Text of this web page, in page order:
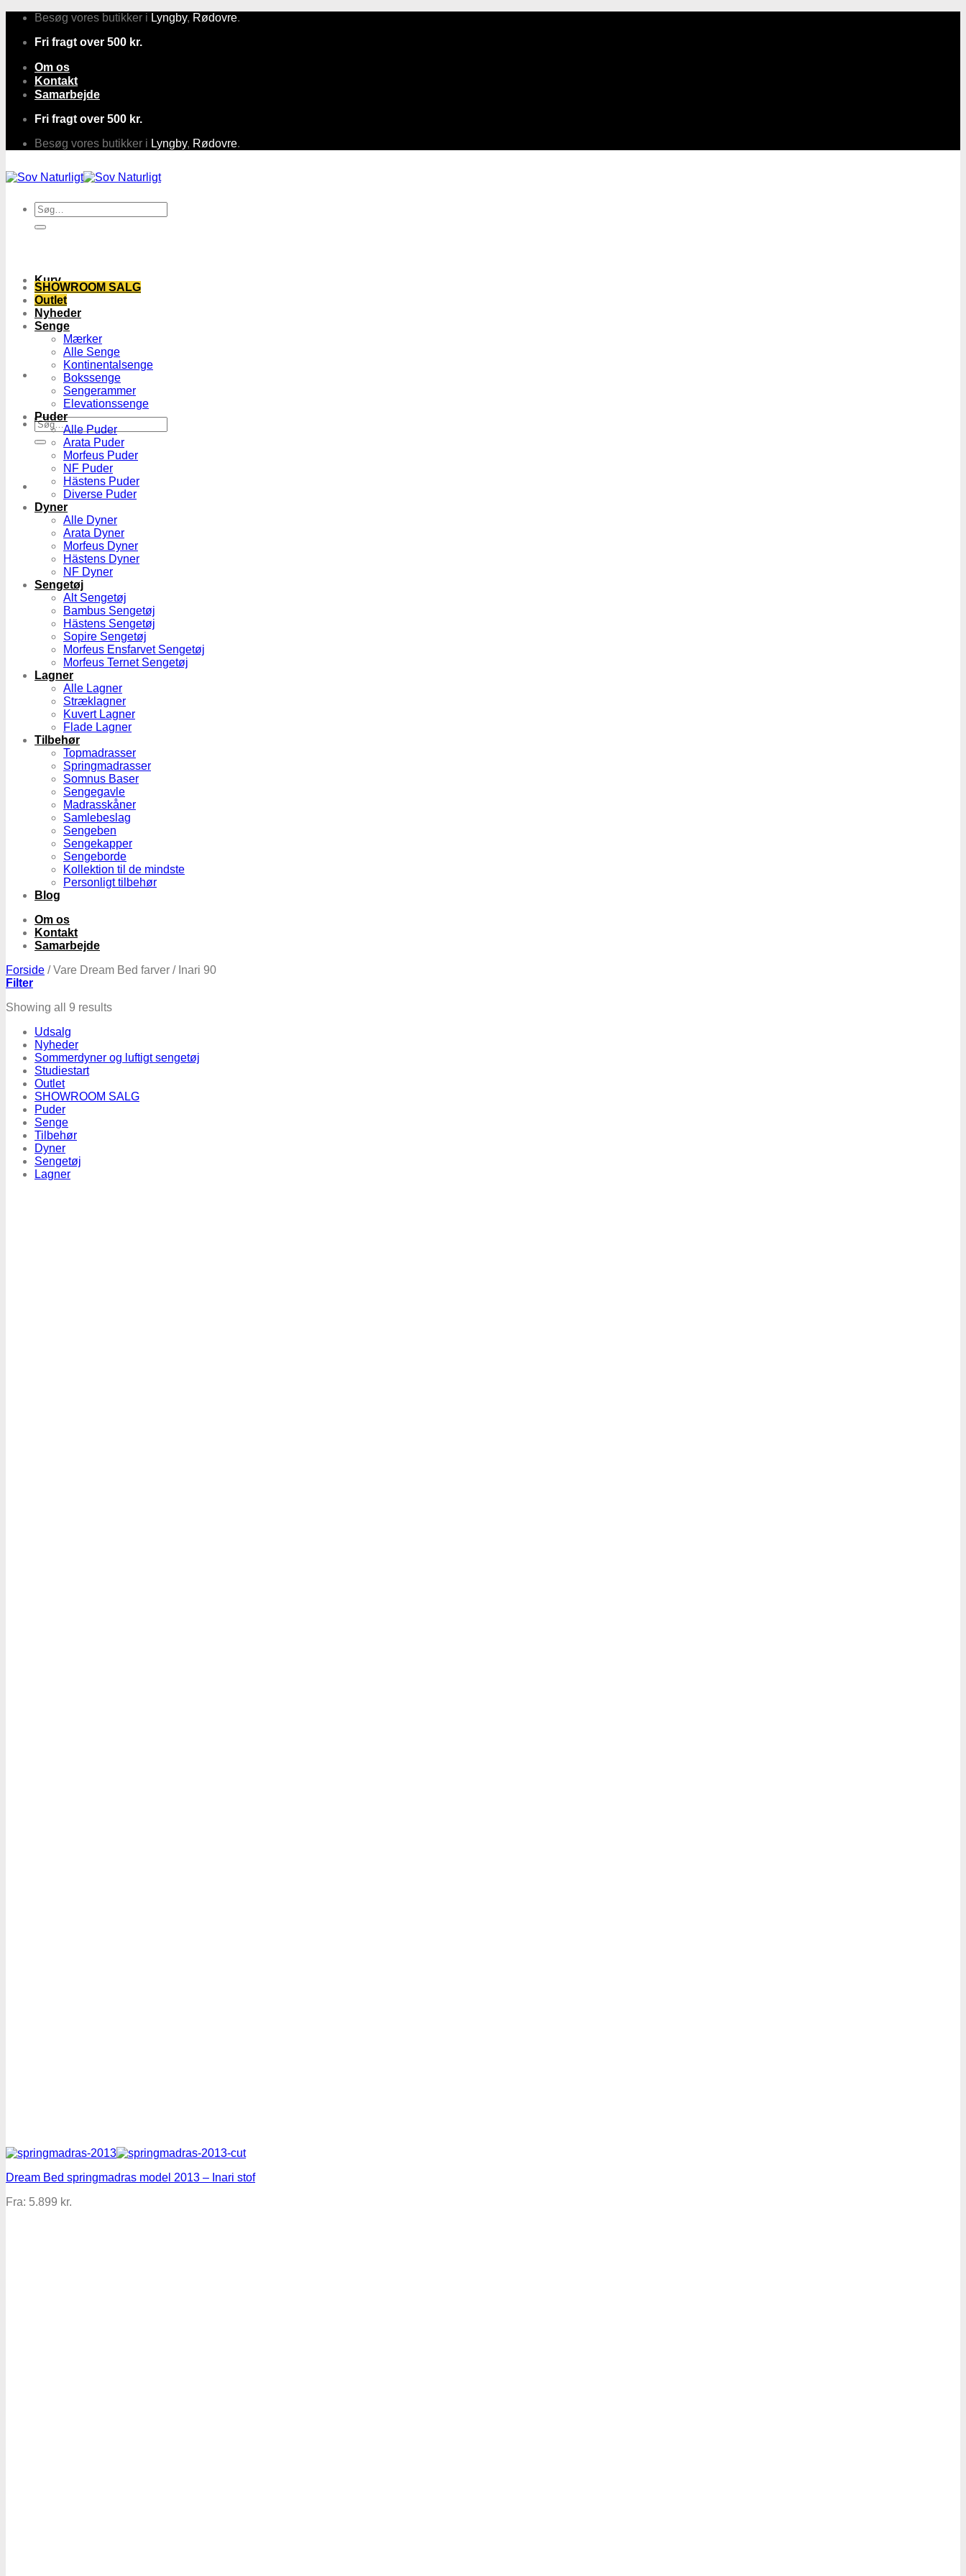
Fortsæt
indhold
Besøg vores butikker i Lyngby, Rødovre.
Fri fragt over 500 kr.
Om os
Kontakt
Samarbejde
Fri fragt over 500 kr.
Besøg vores butikker i Lyngby, Rødovre.
Søg
efter:
Kurv
Søg
efter:
SHOWROOM SALG
Outlet
Nyheder
Senge
Mærker
Alle Senge
Kontinentalsenge
Bokssenge
Sengerammer
Elevationssenge
Puder
Alle Puder
Arata Puder
Morfeus Puder
NF Puder
Hästens Puder
Diverse Puder
Dyner
Alle Dyner
Arata Dyner
Morfeus Dyner
Hästens Dyner
NF Dyner
Sengetøj
Alt Sengetøj
Bambus Sengetøj
Hästens Sengetøj
Sopire Sengetøj
Morfeus Ensfarvet Sengetøj
Morfeus Ternet Sengetøj
Lagner
Alle Lagner
Stræklagner
Kuvert Lagner
Flade Lagner
Tilbehør
Topmadrasser
Springmadrasser
Somnus Baser
Sengegavle
Madrasskåner
Samlebeslag
Sengeben
Sengekapper
Sengeborde
Kollektion til de mindste
Personligt tilbehør
Blog
Om os
Kontakt
Samarbejde
Forside /Vare Dream Bed farver /Inari 90
Filter
Showing all 9 resultsSorted
to
Udsalg
Nyheder
Sommerdyner og luftigt sengetøj
Studiestart
Outlet
SHOWROOM SALG
Puder
Senge
Tilbehør
Dyner
Sengetøj
Lagner
Dream Bed springmadras model 2013 – Inari stof
Fra: 5.899 kr.